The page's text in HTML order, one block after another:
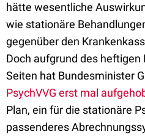
hätte wesentliche
wie stationäre
gegenüber den
Doch aufgrund des heftigen
Seiten hat Bundesminister
PsychVVG erst mal
Plan, ein für die stationäre
passenderes